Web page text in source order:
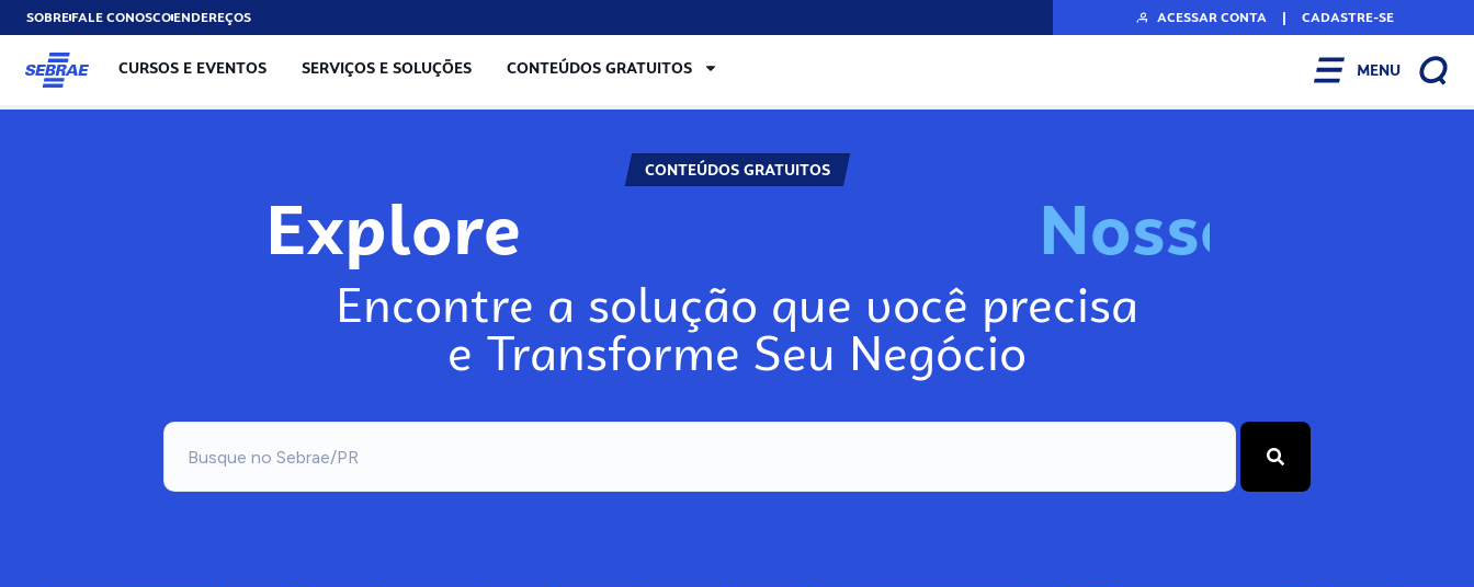
SOBREFALE CONOSCOENDEREÇOS ACESSAR CONTA | CADASTRE-SE
CURSOS E EVENTOS SERVIÇOS E SOLUÇÕES CONTEÚDOS GRATUITOS MENU
CONTEÚDOS GRATUITOS
Explore Noss
Encontre a solução que você precisa
e Transforme Seu Negócio